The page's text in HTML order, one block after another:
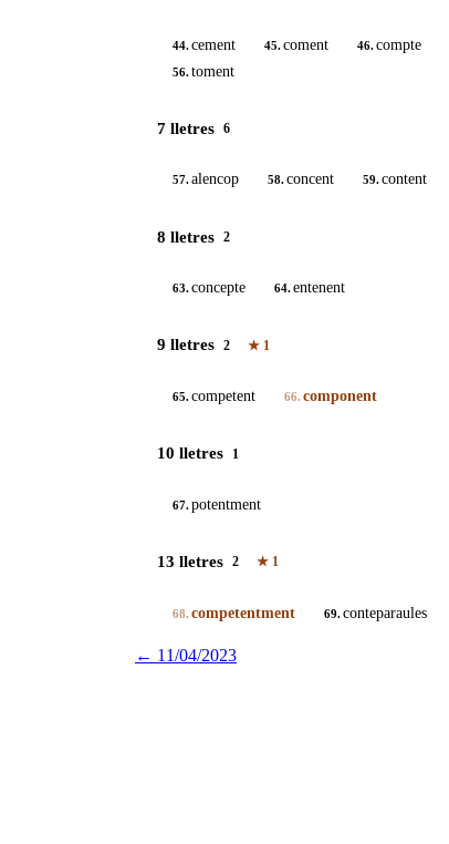
44.cement 45.coment 46.compte
56.toment
7 lletres 6
57.alencop 58.concent 59.content
8 lletres 2
63.concepte 64.entenent
9 lletres 2 ★ 1
65.competent 66. component
10 lletres 1
67.potentment
13 lletres 2 ★ 1
68. competentment 69.conteparaules
← 11/04/2023